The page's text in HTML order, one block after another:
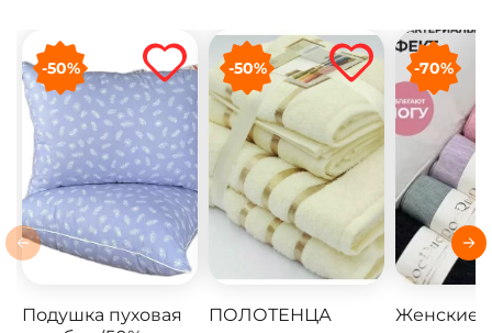
-50%
Подушка пуховая
-50%
ПОЛОТЕНЦА
-70%
Женские